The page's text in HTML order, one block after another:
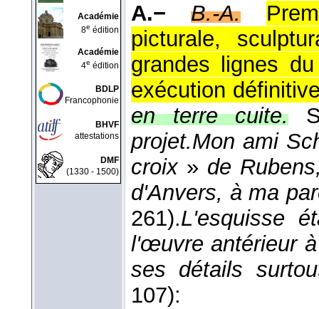
Académie
8e édition
Académie
4e édition
BDLP
Francophonie
BHVF
attestations
DMF
(1330 - 1500)
A.− B.-A.
picturale,
grandes lignes
exécution
en terre cuite.
projet.Mon ami
croix» de
d'Anvers, à ma
261).L'esquisse
l'œuvre antérieur
ses détails
107):